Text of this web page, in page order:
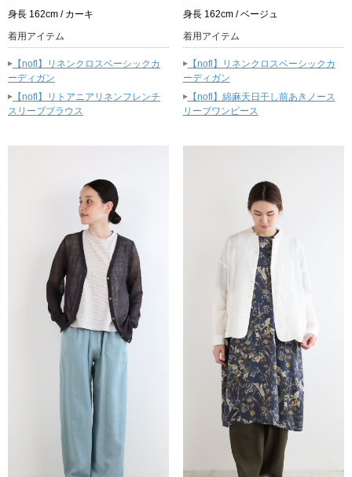
身長 162cm / カーキ
着用アイテム
▸ 【nofl】リネンクロスベーシックカ
ーディガン
▸ 【nofl】リトアニアリネンフレンチ
スリーブブラウス
身長 162cm / ベージュ
着用アイテム
▸【nofl】リネンクロスベーシックカ
ーディガン
▸【nofl】綿麻天日干し前あきノース
リーブワンピース